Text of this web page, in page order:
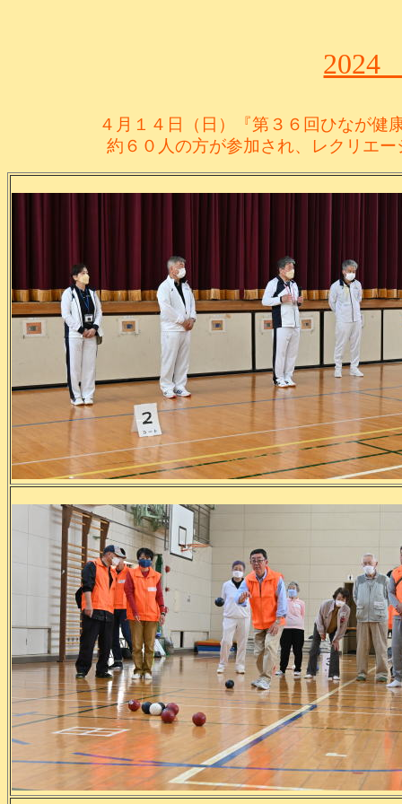
2024
４月１４日（日）『第３６回ひなが健
約６０人の方が参加され、レクリエ